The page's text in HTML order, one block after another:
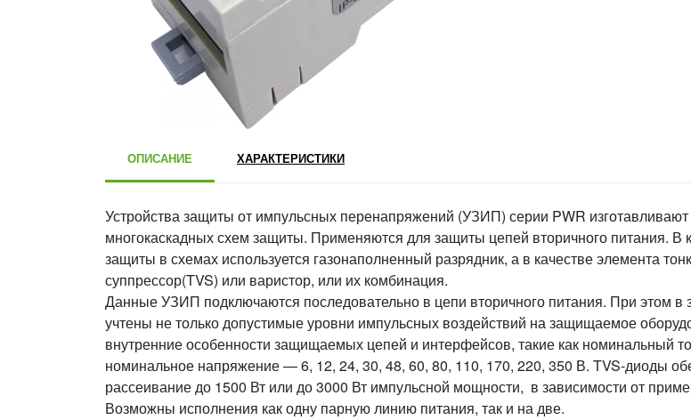
ОПИСАНИЕ ХАРАКТЕРИСТИКИ
Устройства защиты от импульсных перенапряжений (УЗИП) серии PWR
многокаскадных схем защиты. Применяются для защиты цепей вторичного питания. В
защиты в схемах используется газонаполненный разрядник, а в качестве элемента
суппрессор(TVS) или варистор, или их комбинация.
Данные УЗИП подключаются последовательно в цепи вторичного питания. При этом в
учтены не только допустимые уровни импульсных воздействий на защищаемое
внутренние особенности защищаемых цепей и интерфейсов, такие как номинальный
номинальное напряжение — 6, 12, 24, 30, 48, 60, 80, 110, 170, 220, 350 В. TVS-диоды
рассеивание до 1500 Вт или до 3000 Вт импульсной мощности, в зависимости от
Возможны исполнения как одну парную линию питания, так и на две.